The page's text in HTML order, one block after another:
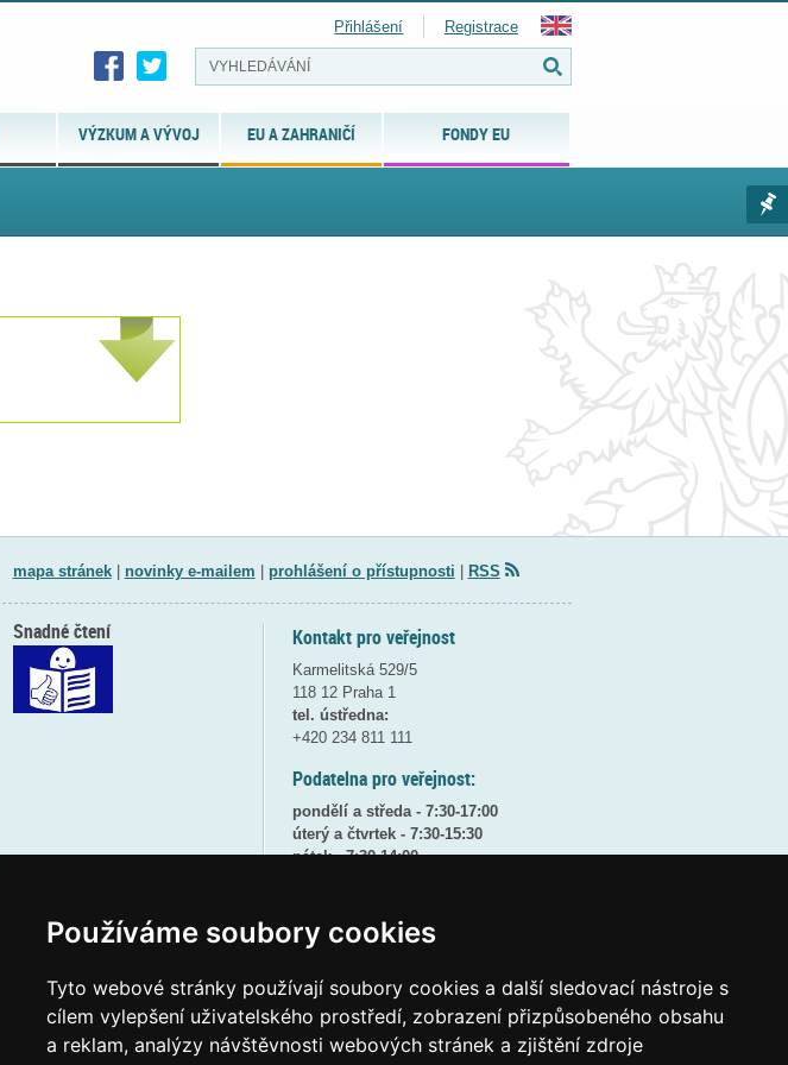
Používáme soubory cookies
Tyto webové stránky používají soubory cookies a další sledovací nástroje s
cílem vylepšení uživatelského prostředí, zobrazení přizpůsobeného obsahu
a reklam, analýzy návštěvnosti webových stránek a zjištění zdroje
VÝZKUM A VÝVOJ EU A ZAHRANIČÍ FONDY EU
Přihlášení Registrace
mapa stránek| novinky e-mailem prohlášení o přístupnosti RSS
Kontakt pro veřejnost
Karmelitská 529/5
118 12 Praha 1
tel. ústředna:
+420 234 811 111
Podatelna pro veřejnost:
pondělí a středa - 7:30-17:00
úterý a čtvrtek - 7:30-15:30
pátek - 7:30-14:00
(více informacíZDE)
posta@msmtgovcz
ID datové schránky: vidaawt
Snadné čtení